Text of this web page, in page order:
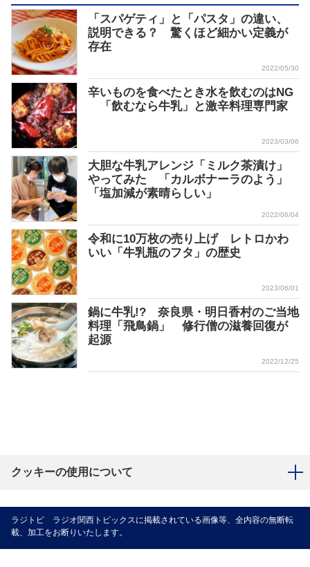
「スパゲティ」と「パスタ」の違い、
説明できる？ 驚くほど細かい定義が
存在
2022/05/30
辛いものを食べたとき水を飲むのはNG
「飲むなら牛乳」と激辛料理専門家
2023/03/06
大胆な牛乳アレンジ「ミルク茶漬け」
やってみた 「カルボナーラのよう」
「塩加減が素晴らしい」
2022/06/04
令和に10万枚の売り上げ レトロかわ
いい「牛乳瓶のフタ」の歴史
2023/06/01
鍋に牛乳!? 奈良県・明日香村のご当地
料理「飛鳥鍋」 修行僧の滋養回復が
起源
2022/12/25
クッキーの使用について
ラジトピ ラジオ関西トピックスに掲載されている画像等、全内容の無断転
載、加工をお断りいたします。